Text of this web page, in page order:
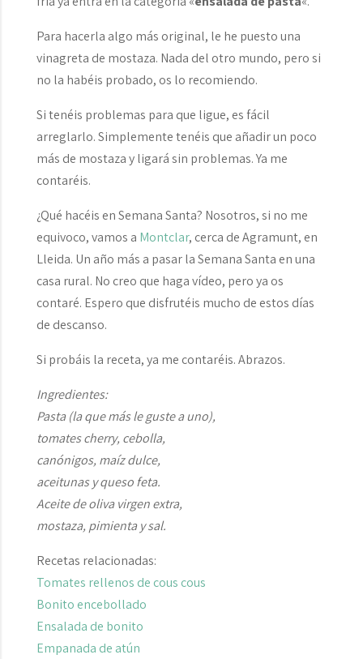
Para hacerla algo más original, le he puesto una
vinagreta de mostaza. Nada del otro mundo, pero si
no la habéis probado, os lo recomiendo.
Si tenéis problemas para que ligue, es fácil
arreglarlo. Simplemente tenéis que añadir un poco
más de mostaza y ligará sin problemas. Ya me
contaréis.
¿Qué hacéis en Semana Santa? Nosotros, si no me
equivoco, vamos a Montclar, cerca de Agramunt, en
Lleida. Un año más a pasar la Semana Santa en una
casa rural. No creo que haga vídeo, pero ya os
contaré. Espero que disfrutéis mucho de estos días
de descanso.
Si probáis la receta, ya me contaréis. Abrazos.
Ingredientes:
Pasta (la que más le guste a uno),
tomates cherry, cebolla,
canónigos, maíz dulce,
aceitunas y queso feta.
Aceite de oliva virgen extra,
mostaza, pimienta y sal.
Recetas relacionadas:
Tomates rellenos de cous cous
Bonito encebollado
Ensalada de bonito
Empanada de atún